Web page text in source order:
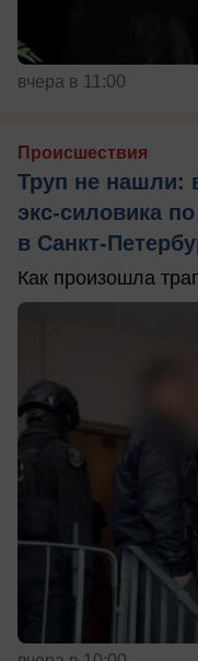
вчера в 11:00
Происшествия
Труп не нашли:
экс-силовика
в Санкт-
Как произошла